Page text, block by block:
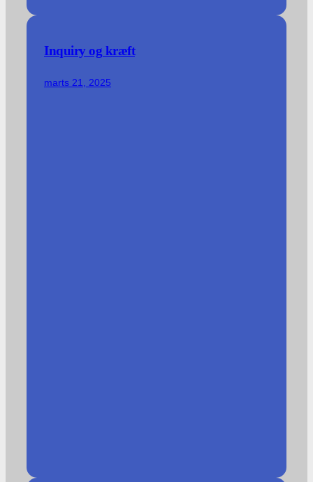
Inquiry og kræft
marts 21, 2025